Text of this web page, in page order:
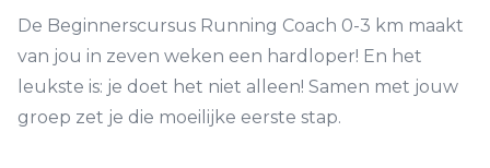
De Beginnerscursus Running Coach 0-3 km maakt
van jou in zeven weken een hardloper! En het
leukste is: je doet het niet alleen! Samen met jouw
groep zet je die moeilijke eerste stap.